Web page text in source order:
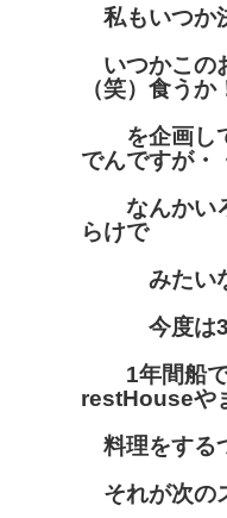
私もいつか
いつかこの
（笑）食うか
を企画して
でんですが・
なんかいろ
らけで
みたいな
今度は30
1年間船で
restHouseや
料理をする
それが次の